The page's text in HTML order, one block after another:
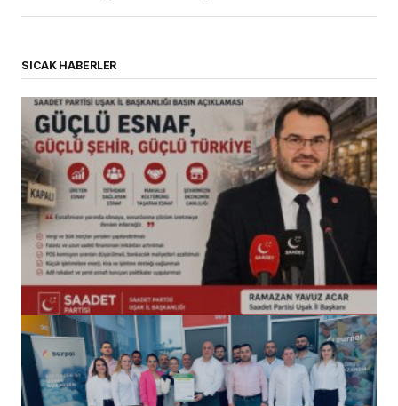
SICAK HABERLER
(başlıksız)
Alaattin Karahan tarafından 14/07/2026